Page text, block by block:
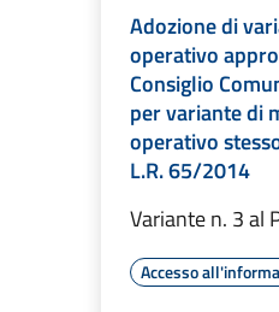
Adozione di
operativo
Consiglio
per variante di
operativo
L.R. 65/2014
Variante n. 3 al
Accesso